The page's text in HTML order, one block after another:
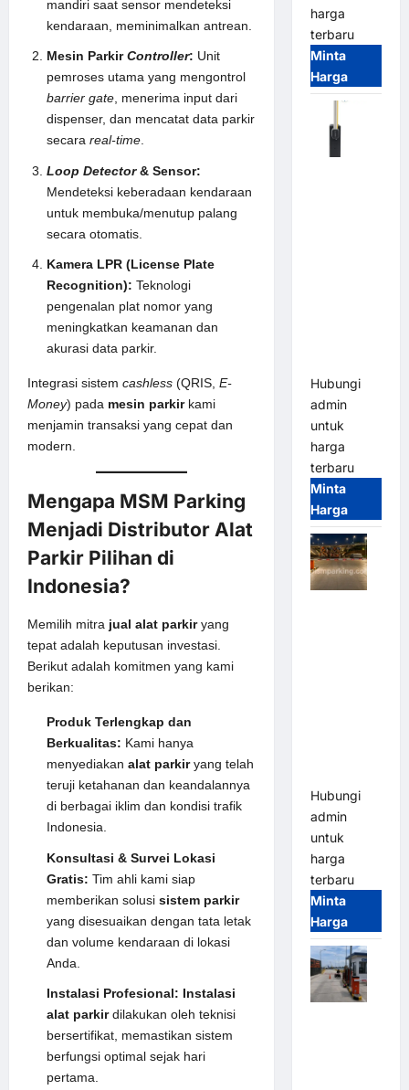
mandiri saat sensor mendeteksi
kendaraan, meminimalkan antrean.
Mesin ParkirController: Unit
pemroses utama yang mengontrol
barrier gate , menerima input dari
dispenser, dan mencatat data parkir
secara real-time
Loop Detector & Sensor:
Mendeteksi keberadaan kendaraan
untuk membuka/menutup palang
secara otomatis.
Kamera LPR (License Plate
Recognition): Teknologi
pengenalan plat nomor yang
meningkatkan keamanan dan
akurasi data parkir.
Integrasi sistem cashless (QRIS, E-
Money) pada mesin parkirkami
menjamin transaksi yang cepat dan
modern.
Mengapa MSM Parking
Menjadi Distributor Alat
Parkir Pilihan di
Indonesia?
Memilih mitra jual alat parkiryang
tepat adalah keputusan investasi.
Berikut adalah komitmen yang kami
berikan:
Produk Terlengkap dan
Berkualitas: Kami hanya
menyediakan alat parkiryang telah
teruji ketahanan dan keandalannya
di berbagai iklim dan kondisi trafik
Indonesia.
Konsultasi & Survei Lokasi
Gratis: Tim ahli kami siap
memberikan solusi sistem parkir
yang disesuaikan dengan tata letak
dan volume kendaraan di lokasi
Anda.
Instalasi Profesional: Instalasi
alat parkirdilakukan oleh teknisi
bersertifikat, memastikan sistem
berfungsi optimal sejak hari
pertama.
harga
terbaru
Minta
Harga
Hubungi
admin
untuk
harga
terbaru
Minta
Harga
Hubungi
admin
untuk
harga
terbaru
Minta
Harga